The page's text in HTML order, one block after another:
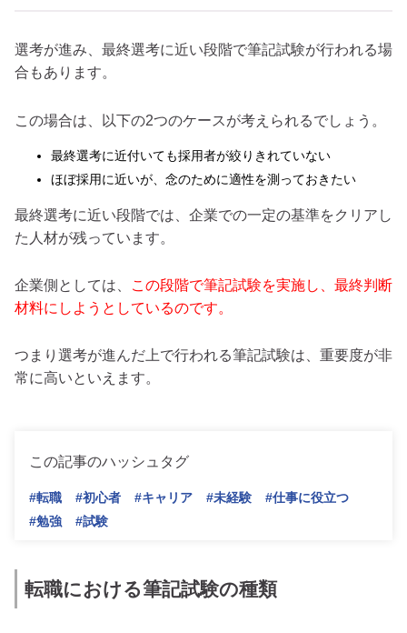
選考が進み、最終選考に近い段階で筆記試験が行われる場
合もあります。
この場合は、以下の2つのケースが考えられるでしょう。
最終選考に近付いても採用者が絞りきれていない
ほぼ採用に近いが、念のために適性を測っておきたい
最終選考に近い段階では、企業での一定の基準をクリアし
た人材が残っています。
企業側としては、
この段階で筆記試験を実施し、最終判断
材料にしようとしているのです。
つまり選考が進んだ上で行われる筆記試験は、重要度が非
常に高いといえます。
この記事のハッシュタグ
#転職 #初心者 #キャリア #未経験
#仕事に役立つ
#勉強
#試験
転職における筆記試験の種類